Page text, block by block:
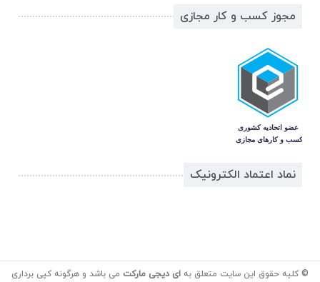
مجوز کسب و کار مجازی
نماد اعتماد الکترونیک
© کلیه حقوق این سایت متعلق به ای دیجی مارکت می باشد و هرگونه کپی برداری